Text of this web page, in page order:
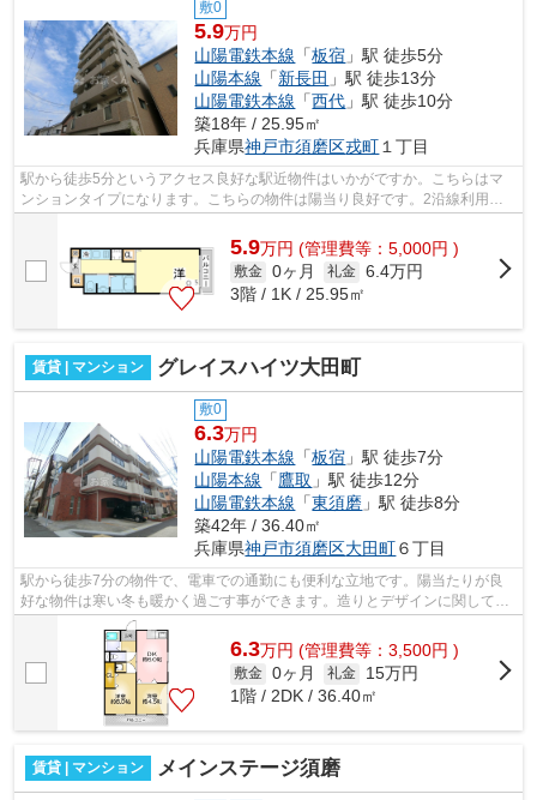
敷0
5.9万円
山陽電鉄本線 「板宿 」駅 徒歩5分
山陽本線 「新長田 」駅 徒歩13分
山陽電鉄本線 「西代 」駅 徒歩10分
築18年 / 25.95㎡
兵庫県神戸市須磨区戎町 １丁目
駅から徒歩5分というアクセス良好な駅近物件はいかがですか。こちらはマ
ンションタイプになります。こちらの物件は陽当り良好です。2沿線利用可
能な物件です。小総なら、神戸市須磨区...
5.9万円 (管理費等：5,000円 )
敷金 0ヶ月 礼金 6.4万円
3階 / 1K / 25.95㎡
賃貸 | マンション グレイスハイツ大田町
敷0
6.3万円
山陽電鉄本線 「板宿 」駅 徒歩7分
山陽本線 「鷹取 」駅 徒歩12分
山陽電鉄本線 「東須磨 」駅 徒歩8分
築42年 / 36.40㎡
兵庫県神戸市須磨区大田町６丁目
駅から徒歩7分の物件で、電車での通勤にも便利な立地です。陽当たりが良
好な物件は寒い冬も暖かく過ごす事ができます。造りとデザインに関して、
自信をもって情報を提供できるマンショ...
6.3万円 (管理費等：3,500円 )
敷金 0ヶ月 礼金
15万円
1階 / 2DK / 36.40㎡
賃貸 | マンション メインステージ須磨